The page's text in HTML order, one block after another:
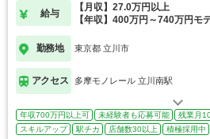
給与
【月収】27.0万円以上
【年収】400万円～740万円モ
勤務地 東京都 立川市
アクセス 多摩モノレール 立川南駅
年収700万円以上可 未経験者も応募可能 残業月
スキルアップ
駅チカ 店舗数30以上 積極採用中